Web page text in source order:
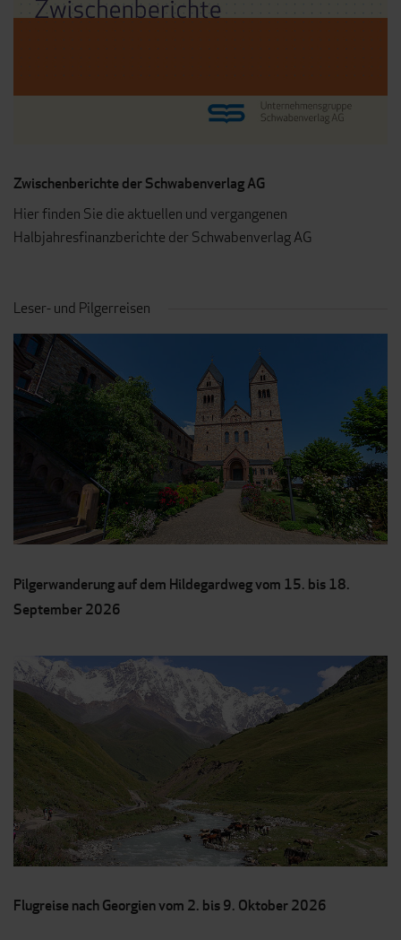
Zwischenberichte der Schwabenverlag AG
Hier finden Sie die aktuellen und vergangenen
Halbjahresfinanzberichte der Schwabenverlag AG
Leser- und Pilgerreisen
Pilgerwanderung auf dem Hildegardweg vom 15. bis 18.
September 2026
Flugreise nach Georgien vom 2. bis 9. Oktober 2026